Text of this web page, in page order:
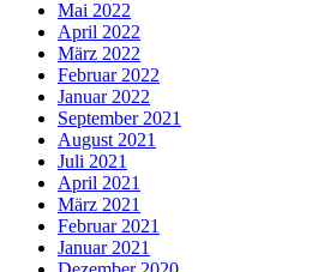
Mai 2022
April 2022
März 2022
Februar 2022
Januar 2022
September 2021
August 2021
Juli 2021
April 2021
März 2021
Februar 2021
Januar 2021